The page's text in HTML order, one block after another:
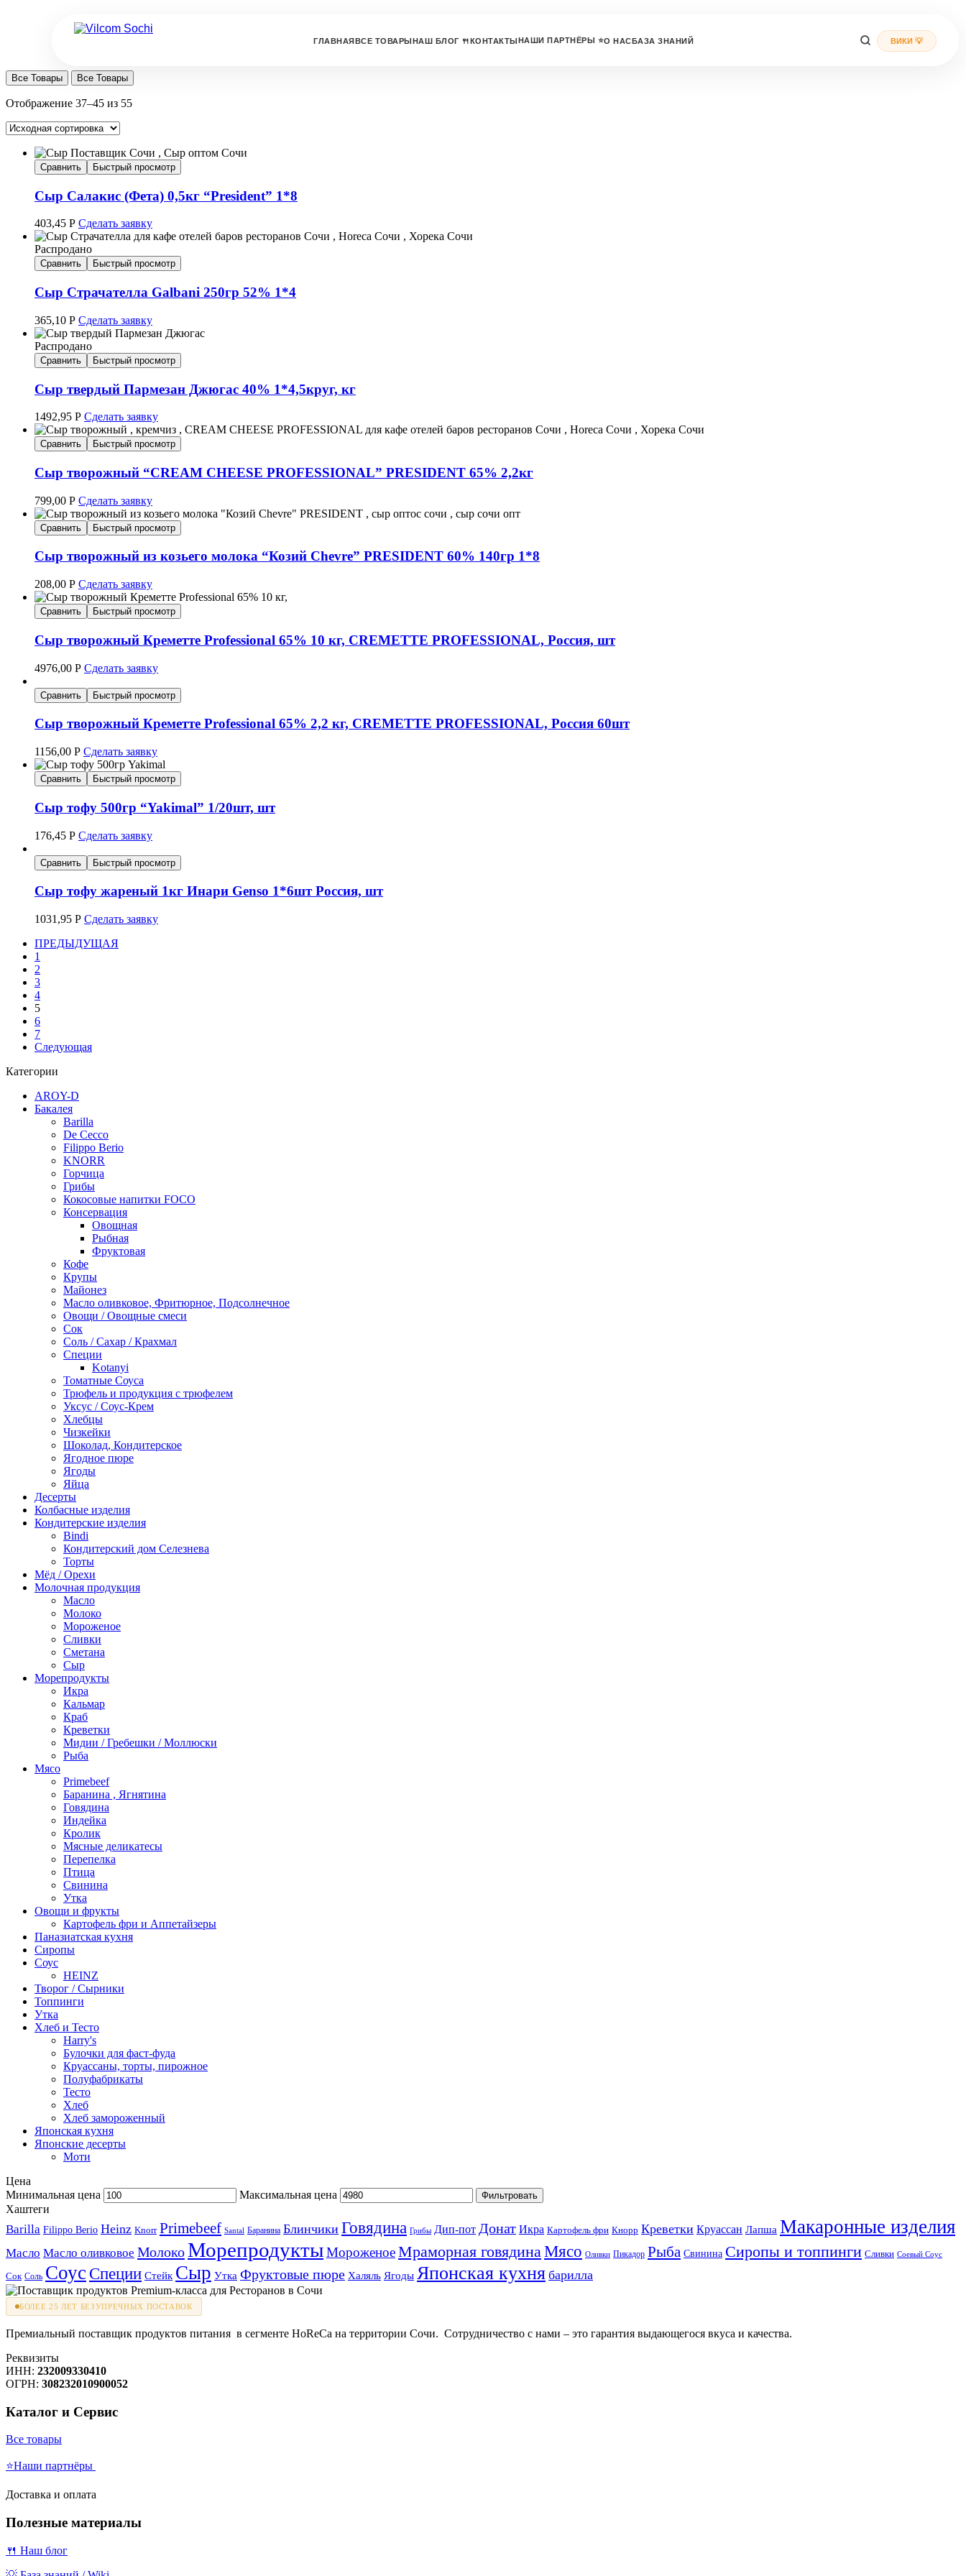
ГЛАВНАЯВСЕ ТОВАРЫНАШ БЛОГ 🍴КОНТАКТЫНАШИ ПАРТНЁРЫ ⭐О НАСБАЗА ЗНАНИЙ ВИКИ 💡
Все Товары Все Товары
Отображение 37–45 из 55
Сравнить Быстрый просмотр
Сыр Салакис (Фета) 0,5кг “President” 1*8
403,45 Р Сделать заявку
Распродано
Сравнить Быстрый просмотр
Сыр Страчателла Galbani 250гр 52% 1*4
365,10 Р Сделать заявку
Распродано
Сравнить Быстрый просмотр
Сыр твердый Пармезан Джюгас 40% 1*4,5круг, кг
1492,95 Р Сделать заявку
Сравнить Быстрый просмотр
Сыр творожный “CREAM CHEESE PROFESSIONAL” PRESIDENT 65% 2,2кг
799,00 Р Сделать заявку
Сравнить Быстрый просмотр
Сыр творожный из козьего молока “Козий Chevre” PRESIDENT 60% 140гр 1*8
208,00 Р Сделать заявку
Сравнить Быстрый просмотр
Сыр творожный Креметте Professional 65% 10 кг, CREMETTE PROFESSIONAL, Россия, шт
4976,00 Р Сделать заявку
Сравнить Быстрый просмотр
Сыр творожный Креметте Professional 65% 2,2 кг, CREMETTE PROFESSIONAL, Россия 60шт
1156,00 Р Сделать заявку
Сравнить Быстрый просмотр
Сыр тофу 500гр “Yakimal” 1/20шт, шт
176,45 Р Сделать заявку
Сравнить Быстрый просмотр
Сыр тофу жареный 1кг Инари Genso 1*6шт Россия, шт
1031,95 Р Сделать заявку
ПРЕДЫДУЩАЯ
1
2
3
4
5
6
7
Следующая
Категории
AROY-D
Бакалея
Barilla
De Cecco
Filippo Berio
KNORR
Горчица
Грибы
Кокосовые напитки FOCO
Консервация
Овощная
Рыбная
Фруктовая
Кофе
Крупы
Майонез
Масло оливковое, Фритюрное, Подсолнечное
Овощи / Овощные смеси
Сок
Соль / Сахар / Крахмал
Специи
Kotanyi
Томатные Соуса
Трюфель и продукция с трюфелем
Уксус / Соус-Крем
Хлебцы
Чизкейки
Шоколад, Кондитерское
Ягодное пюре
Ягоды
Яйца
Десерты
Колбасные изделия
Кондитерские изделия
Bindi
Кондитерский дом Селезнева
Торты
Мёд / Орехи
Молочная продукция
Масло
Молоко
Мороженое
Сливки
Сметана
Сыр
Морепродукты
Икра
Кальмар
Краб
Креветки
Мидии / Гребешки / Моллюски
Рыба
Мясо
Primebeef
Баранина , Ягнятина
Говядина
Индейка
Кролик
Мясные деликатесы
Перепелка
Птица
Свинина
Утка
Овощи и фрукты
Картофель фри и Аппетайзеры
Паназиатская кухня​
Сиропы
Соус
HEINZ
Творог / Сырники
Топпинги
Утка
Хлеб и Тесто
Harry's
Булочки для фаст-фуда
Круассаны, торты, пирожное
Полуфабрикаты
Тесто
Хлеб
Хлеб замороженный
Японская кухня
Японские десерты
Моти
Цена
Минимальная цена
Максимальная цена Фильтровать
Хаштеги
Barilla Filippo Berio Heinz Knorr Primebeef Santal Баранина Блинчики Говядина Грибы Дип-пот Донат Икра Картофель фри Кнорр Креветки Круассан Лапша Макаронные изделия
Масло Масло оливковое МолокоМорепродуктыМороженоеМраморная говядина Мясо Оливки Пикадор Рыба Свинина Сиропы и топпинги Сливки Соевый Соус
Сок Соль Соус Специи Стейк Сыр Утка Фруктовые пюре Халяль Ягоды Японская кухня барилла
БОЛЕЕ 25 ЛЕТ БЕЗУПРЕЧНЫХ ПОСТАВОК
Премиальный поставщик продуктов питания в сегменте HoReCa на территории Сочи. Сотрудничество с нами – это гарантия выдающегося вкуса и качества.
Реквизиты
ИНН: 232009330410
ОГРН: 308232010900052
Каталог и Сервис
Все товары
⭐Наши партнёры
Доставка и оплата
Полезные материалы
🍴 Наш блог